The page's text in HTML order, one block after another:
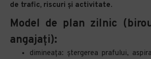
de trafic, riscuri și activitate.
Model de plan zilnic
angajați):
dimineața: ștergerea prafului,